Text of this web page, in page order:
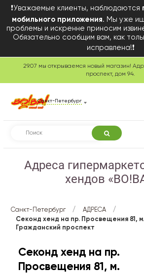
❗Уважаемые клиенты, наблюдаются
мобильного приложения. Мы уже
проблемы и искренне приносим
Обязательно сообщим вам, как
исправлена!❗
29.07 мы открываемся новый магазин!
проспект, дом 94.
Санкт-Петербург
Адреса
хендов
Санкт-Петербург / АДРЕСА /
Секонд хенд на пр. Просвещения 81, м.
Гражданский проспект
Секонд хенд на пр.
Просвещения 81, м.